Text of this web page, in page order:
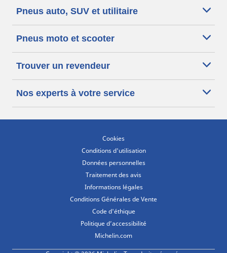
Pneus auto, SUV et utilitaire
Pneus moto et scooter
Trouver un revendeur
Nos experts à votre service
Cookies
Conditions d'utilisation
Données personnelles
Traitement des avis
Informations légales
Conditions Générales de Vente
Code d'éthique
Politique d’accessibilité
Michelin.com